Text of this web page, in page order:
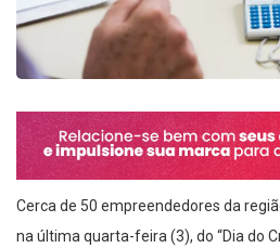
Cerca de 50 empreendedores da
na última quarta-feira (3), do “Dia do